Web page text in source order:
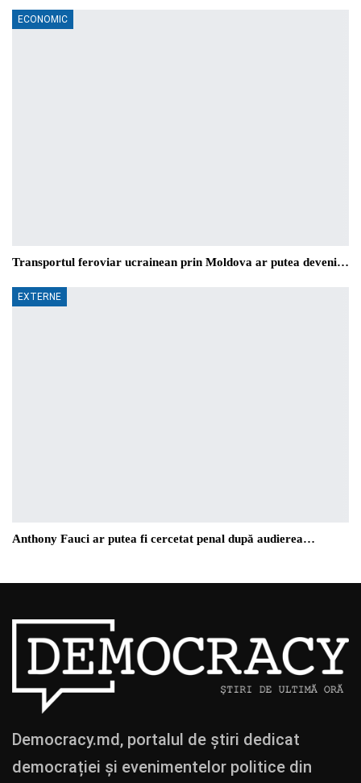
ECONOMIC
Transportul feroviar ucrainean prin Moldova ar putea deveni…
EXTERNE
Anthony Fauci ar putea fi cercetat penal după audierea…
Democracy.md, portalul de știri dedicat
democrației și evenimentelor politice din